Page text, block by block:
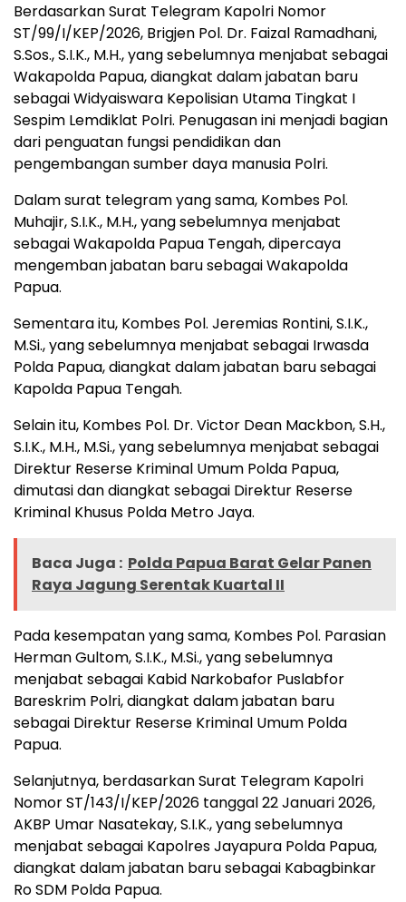
Berdasarkan Surat Telegram Kapolri Nomor
ST/99/I/KEP/2026, Brigjen Pol. Dr. Faizal Ramadhani,
S.Sos., S.I.K., M.H., yang sebelumnya menjabat sebagai
Wakapolda Papua, diangkat dalam jabatan baru
sebagai Widyaiswara Kepolisian Utama Tingkat I
Sespim Lemdiklat Polri. Penugasan ini menjadi bagian
dari penguatan fungsi pendidikan dan
pengembangan sumber daya manusia Polri.
Dalam surat telegram yang sama, Kombes Pol.
Muhajir, S.I.K., M.H., yang sebelumnya menjabat
sebagai Wakapolda Papua Tengah, dipercaya
mengemban jabatan baru sebagai Wakapolda
Papua.
Sementara itu, Kombes Pol. Jeremias Rontini, S.I.K.,
M.Si., yang sebelumnya menjabat sebagai Irwasda
Polda Papua, diangkat dalam jabatan baru sebagai
Kapolda Papua Tengah.
Selain itu, Kombes Pol. Dr. Victor Dean Mackbon, S.H.,
S.I.K., M.H., M.Si., yang sebelumnya menjabat sebagai
Direktur Reserse Kriminal Umum Polda Papua,
dimutasi dan diangkat sebagai Direktur Reserse
Kriminal Khusus Polda Metro Jaya.
Baca Juga : Polda Papua Barat Gelar Panen
Raya Jagung Serentak Kuartal II
Pada kesempatan yang sama, Kombes Pol. Parasian
Herman Gultom, S.I.K., M.Si., yang sebelumnya
menjabat sebagai Kabid Narkobafor Puslabfor
Bareskrim Polri, diangkat dalam jabatan baru
sebagai Direktur Reserse Kriminal Umum Polda
Papua.
Selanjutnya, berdasarkan Surat Telegram Kapolri
Nomor ST/143/I/KEP/2026 tanggal 22 Januari 2026,
AKBP Umar Nasatekay, S.I.K., yang sebelumnya
menjabat sebagai Kapolres Jayapura Polda Papua,
diangkat dalam jabatan baru sebagai Kabagbinkar
Ro SDM Polda Papua.